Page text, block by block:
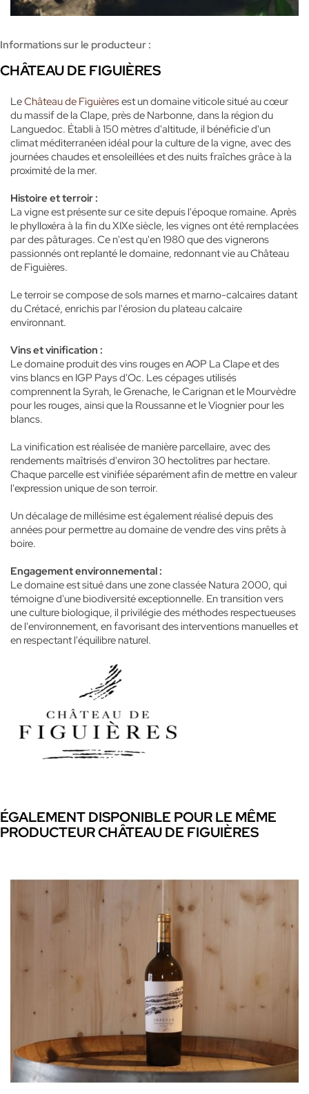
Informations sur le producteur :
CHÂTEAU DE FIGUIÈRES
LeChâteau de Figuièresest un domaine viticole situé au cœur
du massif de la Clape, près de Narbonne, dans la région du
Languedoc. Établi à 150 mètres d'altitude, il bénéficie d'un
climat méditerranéen idéal pour la culture de la vigne, avec des
journées chaudes et ensoleillées et des nuits fraîches grâce à la
proximité de la mer.
Histoire et terroir :
La vigne est présente sur ce site depuis l'époque romaine. Après
le phylloxéra à la fin du XIXe siècle, les vignes ont été remplacées
par des pâturages. Ce n'est qu'en 1980 que des vignerons
passionnés ont replanté le domaine, redonnant vie au Château
de Figuières.
Le terroir se compose de sols marnes et marno-calcaires datant
du Crétacé, enrichis par l'érosion du plateau calcaire
environnant.
Vins et vinification :
Le domaine produit des vins rouges en AOP La Clape et des
vins blancs en IGP Pays d'Oc. Les cépages utilisés
comprennent la Syrah, le Grenache, le Carignan et le Mourvèdre
pour les rouges, ainsi que la Roussanne et le Viognier pour les
blancs.
La vinification est réalisée de manière parcellaire, avec des
rendements maîtrisés d'environ 30 hectolitres par hectare.
Chaque parcelle est vinifiée séparément afin de mettre en valeur
l'expression unique de son terroir.
Un décalage de millésime est également réalisé depuis des
années pour permettre au domaine de vendre des vins prêts à
boire.
Engagement environnemental :
Le domaine est situé dans une zone classée Natura 2000, qui
témoigne d'une biodiversité exceptionnelle. En transition vers
une culture biologique, il privilégie des méthodes respectueuses
de l'environnement, en favorisant des interventions manuelles et
en respectant l'équilibre naturel.
ÉGALEMENT DISPONIBLE POUR LE MÊME
PRODUCTEUR CHÂTEAU DE FIGUIÈRES